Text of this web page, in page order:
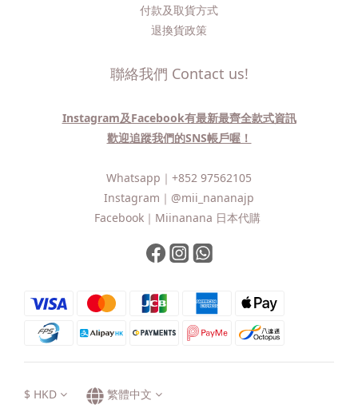
付款及取貨方式
退換貨政策
聯絡我們 Contact us!
Instagram及Facebook有最新最齊全款式資訊
歡迎追蹤我們的SNS帳戶喔！
Whatsapp｜ +852 97562105
Instagram｜ @mii_nananajp
Facebook｜ Miinanana 日本代購
$ HKD 繁體中文